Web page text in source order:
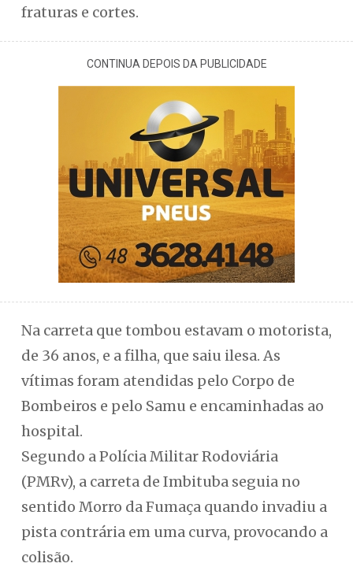
fraturas e cortes.
CONTINUA DEPOIS DA PUBLICIDADE
Na carreta que tombou estavam o motorista,
de 36 anos, e a filha, que saiu ilesa. As
vítimas foram atendidas pelo Corpo de
Bombeiros e pelo Samu e encaminhadas ao
hospital.
Segundo a Polícia Militar Rodoviária
(PMRv), a carreta de Imbituba seguia no
sentido Morro da Fumaça quando invadiu a
pista contrária em uma curva, provocando a
colisão.